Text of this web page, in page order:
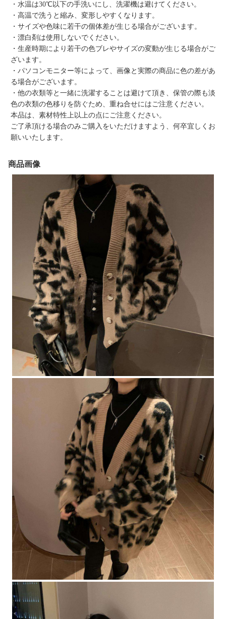
・水温は30℃以下の手洗いにし、洗濯機は避けてください。
・高温で洗うと縮み、変形しやすくなります。
・サイズや色味に若干の個体差が生じる場合がございます。
・漂白剤は使用しないでください。
・生産時期により若干の色ブレやサイズの変動が生じる場合がご
ざいます。
・パソコンモニター等によって、画像と実際の商品に色の差があ
る場合がございます。
・他の衣類等と一緒に洗濯することは避けて頂き、保管の際も淡
色の衣類の色移りを防ぐため、重ね合せにはご注意ください。
本品は、素材特性上以上の点にご注意ください。
ご了承頂ける場合のみご購入をいただけますよう、何卒宜しくお
願いいたします。
商品画像